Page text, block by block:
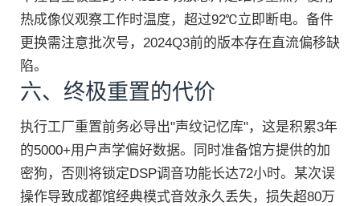
热成像仪观察工作时温度，超过92℃立即断电。备件
更换需注意批次号，2024Q3前的版本存在直流偏移缺
陷。
六、终极重置的代价
执行工厂重置前务必导出"声纹记忆库"，这是积累3年
的5000+用户声学偏好数据。同时准备馆方提供的加
密狗，否则将锁定DSP调音功能长达72小时。某次误
操作导致成都馆经典模式音效永久丢失，损失超80万